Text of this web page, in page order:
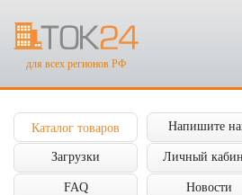
для всех регионов РФ
Каталог товаров Напишите
Загрузки Личный
FAQ Новости